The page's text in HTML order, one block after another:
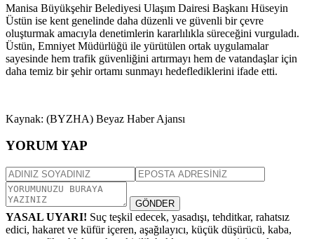
Manisa Büyükşehir Belediyesi Ulaşım Dairesi Başkanı Hüseyin
Üstün ise kent genelinde daha düzenli ve güvenli bir çevre
oluşturmak amacıyla denetimlerin kararlılıkla süreceğini vurguladı.
Üstün, Emniyet Müdürlüğü ile yürütülen ortak uygulamalar
sayesinde hem trafik güvenliğini artırmayı hem de vatandaşlar için
daha temiz bir şehir ortamı sunmayı hedeflediklerini ifade etti.
Kaynak: (BYZHA) Beyaz Haber Ajansı
YORUM YAP
GÖNDER
YASAL UYARI! Suç teşkil edecek, yasadışı, tehditkar, rahatsız
edici, hakaret ve küfür içeren, aşağılayıcı, küçük düşürücü, kaba,